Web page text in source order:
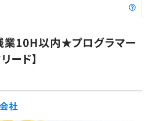
10H以内★プログラマー
ード】
社